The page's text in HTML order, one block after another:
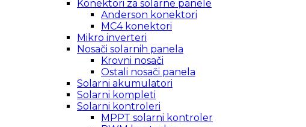
Konektori za solarne panele
Anderson konektori
MC4 konektori
Mikro inverteri
Nosači solarnih panela
Krovni nosači
Ostali nosači panela
Solarni akumulatori
Solarni kompleti
Solarni kontroleri
MPPT solarni kontroler